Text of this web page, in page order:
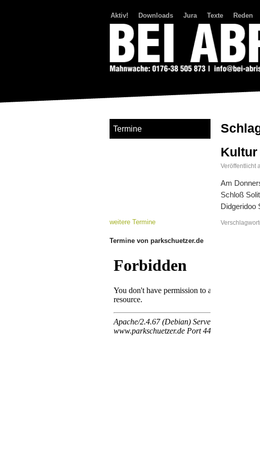
Aktiv! Downloads Jura Texte Reden
Veröffentlicht
Am
Schloß
Didgeridoo
Termine
weitere Termine
Termine von parkschuetzer.de